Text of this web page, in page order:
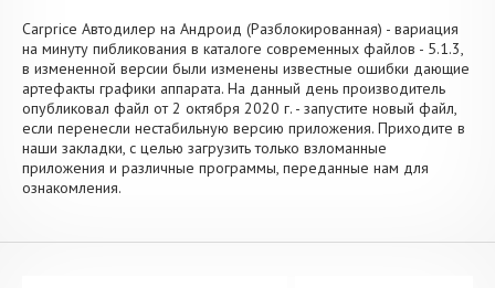
Carprice Автодилер на Андроид (Разблокированная) - вариация
на минуту пибликования в каталоге современных файлов - 5.1.3,
в измененной версии были изменены известные ошибки дающие
артефакты графики аппарата. На данный день производитель
опубликовал файл от 2 октября 2020 г. - запустите новый файл,
если перенесли нестабильную версию приложения. Приходите в
наши закладки, с целью загрузить только взломанные
приложения и различные программы, переданные нам для
ознакомления.